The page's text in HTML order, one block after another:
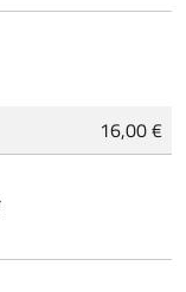
16,00 €